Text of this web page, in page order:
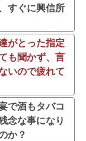
すぐに興信所
がとった指定
も聞かず、言
いので疲れて
で酒もタバコ
念な事になり
か？